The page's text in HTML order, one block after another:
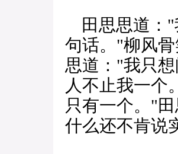
田思思道："
句话。"柳风
思道："我只
人不止我一个
只有一个。"
什么还不肯说